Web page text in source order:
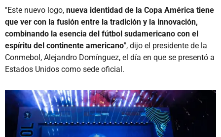
"Este nuevo logo, nueva identidad de la Copa América tiene
que ver con la fusión entre la tradición y la innovación,
combinando la esencia del fútbol sudamericano con el
espíritu del continente americano", dijo el presidente de la
Conmebol, Alejandro Domínguez, el día en que se presentó a
Estados Unidos como sede oficial.